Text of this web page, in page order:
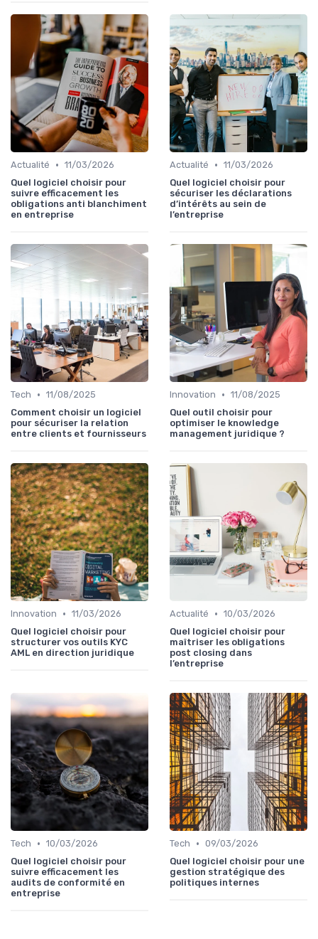
Actualité • 11/03/2026
Quel logiciel choisir pour
suivre efficacement les
obligations anti blanchiment
en entreprise
Actualité • 11/03/2026
Quel logiciel choisir pour
sécuriser les déclarations
d’intérêts au sein de
l’entreprise
Tech • 11/08/2025
Comment choisir un logiciel
pour sécuriser la relation
entre clients et fournisseurs
Innovation • 11/08/2025
Quel outil choisir pour
optimiser le knowledge
management juridique ?
Innovation • 11/03/2026
Quel logiciel choisir pour
structurer vos outils KYC
AML en direction juridique
Actualité • 10/03/2026
Quel logiciel choisir pour
maîtriser les obligations
post closing dans
l’entreprise
Tech • 10/03/2026
Quel logiciel choisir pour
suivre efficacement les
audits de conformité en
entreprise
Tech • 09/03/2026
Quel logiciel choisir pour une
gestion stratégique des
politiques internes